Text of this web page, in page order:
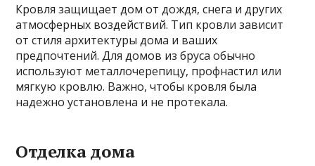
Кровля защищает дом от дождя, снега и других
атмосферных воздействий. Тип кровли зависит
от стиля архитектуры дома и ваших
предпочтений. Для домов из бруса обычно
используют металлочерепицу, профнастил или
мягкую кровлю. Важно, чтобы кровля была
надежно установлена и не протекала.
Отделка дома